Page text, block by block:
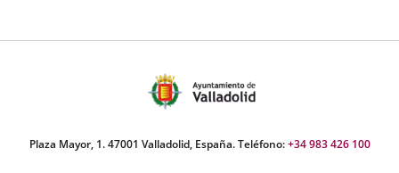
Plaza Mayor, 1. 47001 Valladolid, España. Teléfono:+34 983 426 100